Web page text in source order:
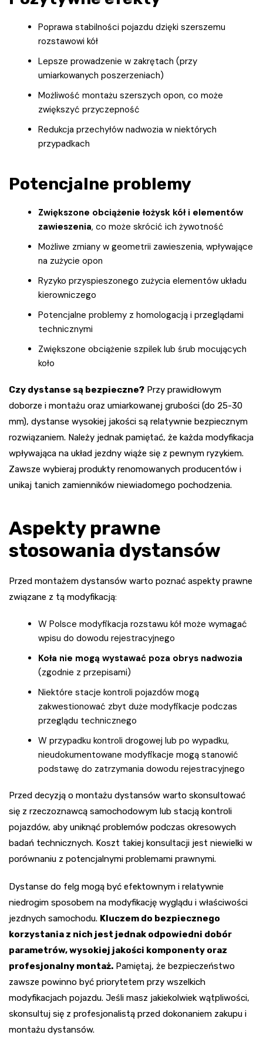
Poprawa stabilności pojazdu dzięki szerszemu
rozstawowi kół
Lepsze prowadzenie w zakrętach (przy
umiarkowanych poszerzeniach)
Możliwość montażu szerszych opon, co może
zwiększyć przyczepność
Redukcja przechyłów nadwozia w niektórych
przypadkach
Potencjalne problemy
Zwiększone obciążenie łożysk kół i elementów
zawieszenia, co może skrócić ich żywotność
Możliwe zmiany w geometrii zawieszenia, wpływające
na zużycie opon
Ryzyko przyspieszonego zużycia elementów układu
kierowniczego
Potencjalne problemy z homologacją i przeglądami
technicznymi
Zwiększone obciążenie szpilek lub śrub mocujących
koło
Czy dystanse są bezpieczne? Przy prawidłowym
doborze i montażu oraz umiarkowanej grubości (do 25-30
mm), dystanse wysokiej jakości są relatywnie bezpiecznym
rozwiązaniem. Należy jednak pamiętać, że każda modyfikacja
wpływająca na układ jezdny wiąże się z pewnym ryzykiem.
Zawsze wybieraj produkty renomowanych producentów i
unikaj tanich zamienników niewiadomego pochodzenia.
Aspekty prawne
stosowania dystansów
Przed montażem dystansów warto poznać aspekty prawne
związane z tą modyfikacją:
W Polsce modyfikacja rozstawu kół może wymagać
wpisu do dowodu rejestracyjnego
Koła nie mogą wystawać poza obrys nadwozia
(zgodnie z przepisami)
Niektóre stacje kontroli pojazdów mogą
zakwestionować zbyt duże modyfikacje podczas
przeglądu technicznego
W przypadku kontroli drogowej lub po wypadku,
nieudokumentowane modyfikacje mogą stanowić
podstawę do zatrzymania dowodu rejestracyjnego
Przed decyzją o montażu dystansów warto skonsultować
się z rzeczoznawcą samochodowym lub stacją kontroli
pojazdów, aby uniknąć problemów podczas okresowych
badań technicznych. Koszt takiej konsultacji jest niewielki w
porównaniu z potencjalnymi problemami prawnymi.
Dystanse do felg mogą być efektownym i relatywnie
niedrogim sposobem na modyfikację wyglądu i właściwości
jezdnych samochodu. Kluczem do bezpiecznego
korzystania z nich jest jednak odpowiedni dobór
parametrów, wysokiej jakości komponenty oraz
profesjonalny montaż. Pamiętaj, że bezpieczeństwo
zawsze powinno być priorytetem przy wszelkich
modyfikacjach pojazdu. Jeśli masz jakiekolwiek wątpliwości,
skonsultuj się z profesjonalistą przed dokonaniem zakupu i
montażu dystansów.